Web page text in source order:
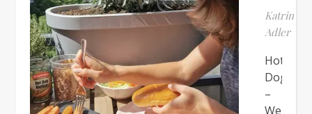
Katrin
Adler
Hot
Dogs
–
Wer